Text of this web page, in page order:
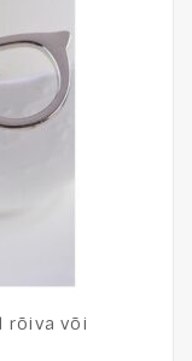
rõiva või